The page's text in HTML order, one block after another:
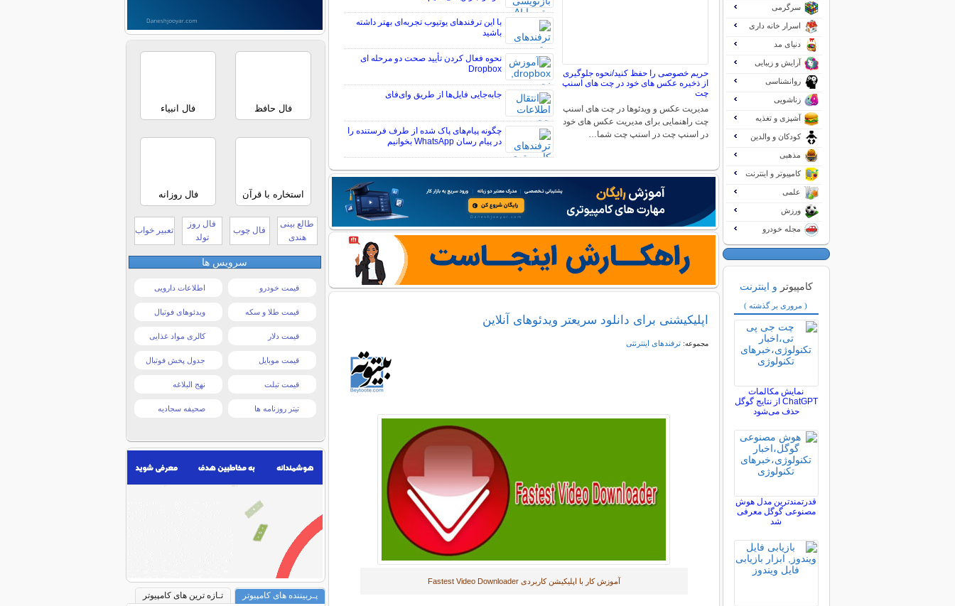
حریم خصوصی را حفظ کنید/نحوه جلوگیری
از ذخیره عکس های خود در چت های اسنپ
چت
مدیریت عکس و ویدئوها در چت های اسنپ
چت راهنمایی برای مدیریت عکس های خود
در اسنپ چت در اسنپ چت شما…
با این ترفندهای یوتیوب تجربه‌ای بهتر داشته
باشید
نحوه فعال کردن تأیید صحت دو مرحله ای
Dropbox
جابه‌جایی فایل‌ها از طریق وای‌فای
چگونه پیام‌های پاک شده از طرف فرستنده را
در پیام رسان WhatsApp بخوانیم
اپلیکیشنی برای دانلود سریعتر ویدئوهای آنلاین
مجموعه:ترفندهای اینترنتی
آموزش کار با اپلیکیشن کاربردی Fastest Video Downloader
سرگرمی
اسرار خانه داری
دنیای مد
آرایش و زیبایی
روانشناسی
زناشویی
آشپزی و تغذیه
کودکان و والدین
مذهبی
کامپیوتر و اینترنت
علمی
ورزش
مجله خودرو
کامپیوتر و اینترنت
( مروری بر گذشته )
نمایش مکالمات
ChatGPT از نتایج گوگل
حذف می‌شود
قدرتمندترین مدل هوش
مصنوعی گوگل معرفی
شد
فال حافظ فال انبیاء
استخاره با قرآن فال روزانه
طالع بینی
هندی
فال چوب
فال روز
تولد
تعبیر خواب
سرویس ها
قیمت خودرو اطلاعات دارویی
قیمت طلا و سکه ویدئوهای فوتبال
قیمت دلار کالری مواد غذایی
قیمت موبایل جدول پخش فوتبال
قیمت تبلت نهج البلاغه
تیتر روزنامه ها صحیفه سجادیه
پـربیننده های کامپیوتر
تـازه ترین های کامپیوتر